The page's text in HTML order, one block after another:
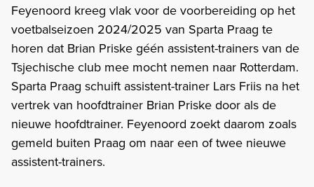
Feyenoord kreeg vlak voor de voorbereiding op het
voetbalseizoen 2024/2025 van Sparta Praag te
horen dat Brian Priske géén assistent-trainers van de
Tsjechische club mee mocht nemen naar Rotterdam.
Sparta Praag schuift assistent-trainer Lars Friis na het
vertrek van hoofdtrainer Brian Priske door als de
nieuwe hoofdtrainer. Feyenoord zoekt daarom zoals
gemeld buiten Praag om naar een of twee nieuwe
assistent-trainers.